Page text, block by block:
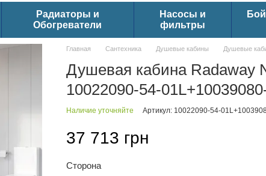
Радиаторы и
Обогреватели
Насосы и
фильтры
Главная Сантехника Душевые кабины Душевые
Душевая кабина Radaway
10022090-54-
Наличие уточняйте Артикул: 10022090-54-
37 713 грн
Сторона